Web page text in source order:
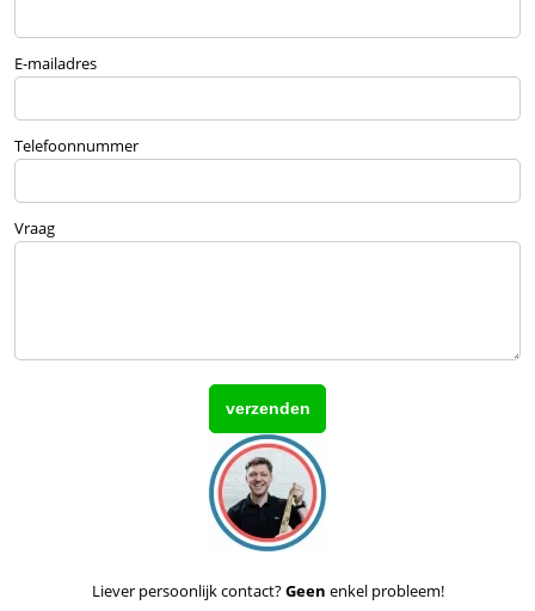
E-mailadres
Telefoonnummer
Vraag
Liever persoonlijk contact?Geen enkel probleem!